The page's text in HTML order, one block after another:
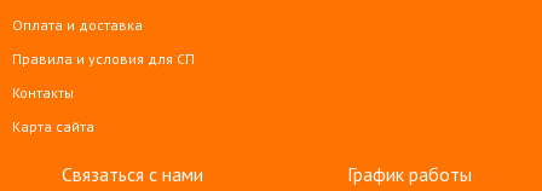
Оплата и доставка
Правила и условия для СП
Контакты
Карта сайта
Связаться с нами График работы